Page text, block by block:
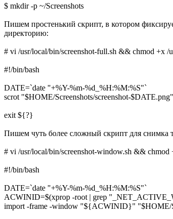
$ mkdir -p ~/Screenshots
Пишем простенький скрипт, в котором
директорию:
# vi /usr/local/bin/screenshot-full.sh && chmod +x /
#!/bin/bash
DATE=`date "+%Y-%m-%d_%H:%M:%S"`
scrot "$HOME/Screenshots/screenshot-$DATE.png"
exit ${?}
Пишем чуть более сложный скрипт для снимка
# vi /usr/local/bin/screenshot-window.sh && chmod
#!/bin/bash
DATE=`date "+%Y-%m-%d_%H:%M:%S"`
ACWINID=$(xprop -root | grep
import -frame -window "${ACWINID}" "$HOME/